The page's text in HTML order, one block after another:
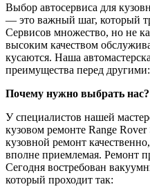
Выбор автосервиса для
— это важный шаг, который
Сервисов множество, но не
высоким качеством
кусаются. Наша
преимущества перед другими:
Почему нужно выбрать нас?
У специалистов нашей
кузовом ремонте Range
кузовной ремонт
вполне приемлемая. Ремонт
Сегодня востребован
который проходит так: